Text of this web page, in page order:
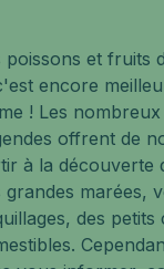
poissons et fruits
encore
! Les
offrent de
à la découverte
grandes marées,
des petits